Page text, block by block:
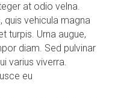
at odio velna.
quis vehicula magna
turpis. Urna augue,
diam. Sed pulvinar
varius viverra.
eu